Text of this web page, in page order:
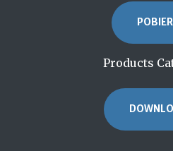
Products